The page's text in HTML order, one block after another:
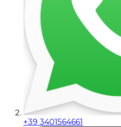
+39 3401564661